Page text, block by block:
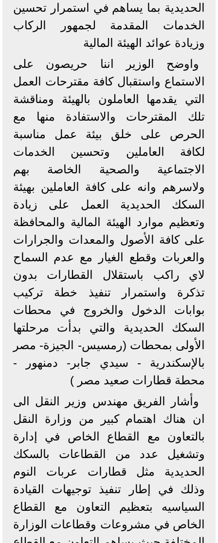
الحديدية بما يساهم في استمرار تحسين
الخدمات المقدمة لجمهور الركاب
وزيادة عوائد الهيئة المالية
واوضح الوزير اننا حريصون على
الاستماع واستقبال كافة مقترحات العمل
التي يقدمها العاملون بالهيئة ومناقشة
تلك المقترحات والاستفادة منها مع
الحرص على خلق بيئة عمل مناسبة
لكافة العاملين وتحسين الخدمات
الاجتماعية والصحية الخاصة بهم
ولاسرهم وانه على كافة العاملين بهيئة
السكك الحديدية العمل على زيادة
وتعظيم موارد الهيئة المالية والمحافظة
على كافة الأصول والمعدات والجرارات
والعربات وقطع الغيار مع عدم السماح
لاي راكب باستقلال القطارات بدون
تذكرة واستمرار تنفيذ خطة تركيب
بوابات الدخول والخروج في محطات
السكك الحديدية والتي بدأت مرحلتها
الأولى بمحطات (رمسيس- الجيزة- مصر
بالإسكندرية - سيدي جابر- دمنهور -
محطة قطارات صعيد مصر )
وأشار الفريق مهندس وزير النقل الى
ان هناك اهتمام كبير من وزارة النقل
بالتعاون مع القطاع الخاص في إدارة
وتشغيل عدد من القطاعات بالسكك
الحديدية مثل قطارات عربات النوم
وذلك في إطار تنفيذ توجيهات القيادة
السياسيه بتعظيم التعاون مع القطاع
الخاص في مشروعات وقطاعات الوزارة